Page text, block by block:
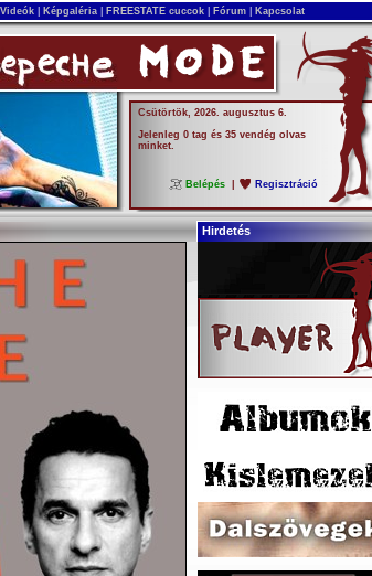
Videók Képgaléria FREESTATE cuccok Fórum Kapcsolat
Csütörtök, 2026. augusztus 6.
Jelenleg 0 tag és 35 vendég olvas
minket.
Belépés Regisztráció
Hirdetés